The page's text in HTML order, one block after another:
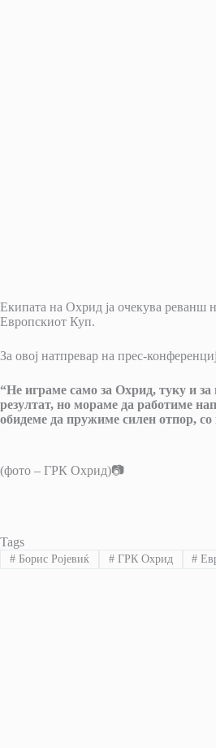
Екипата на Охрид ја очекува реванш
Европскиот Куп.
За овој натпревар на прес-
“Не играме само за Охрид, туку и
резултат, но мораме да работиме
обидеме да пружиме силен отпор,
(фото – ГРК Охрид)📷
Tags
#Борис Ројевиќ #ГРК Охрид #